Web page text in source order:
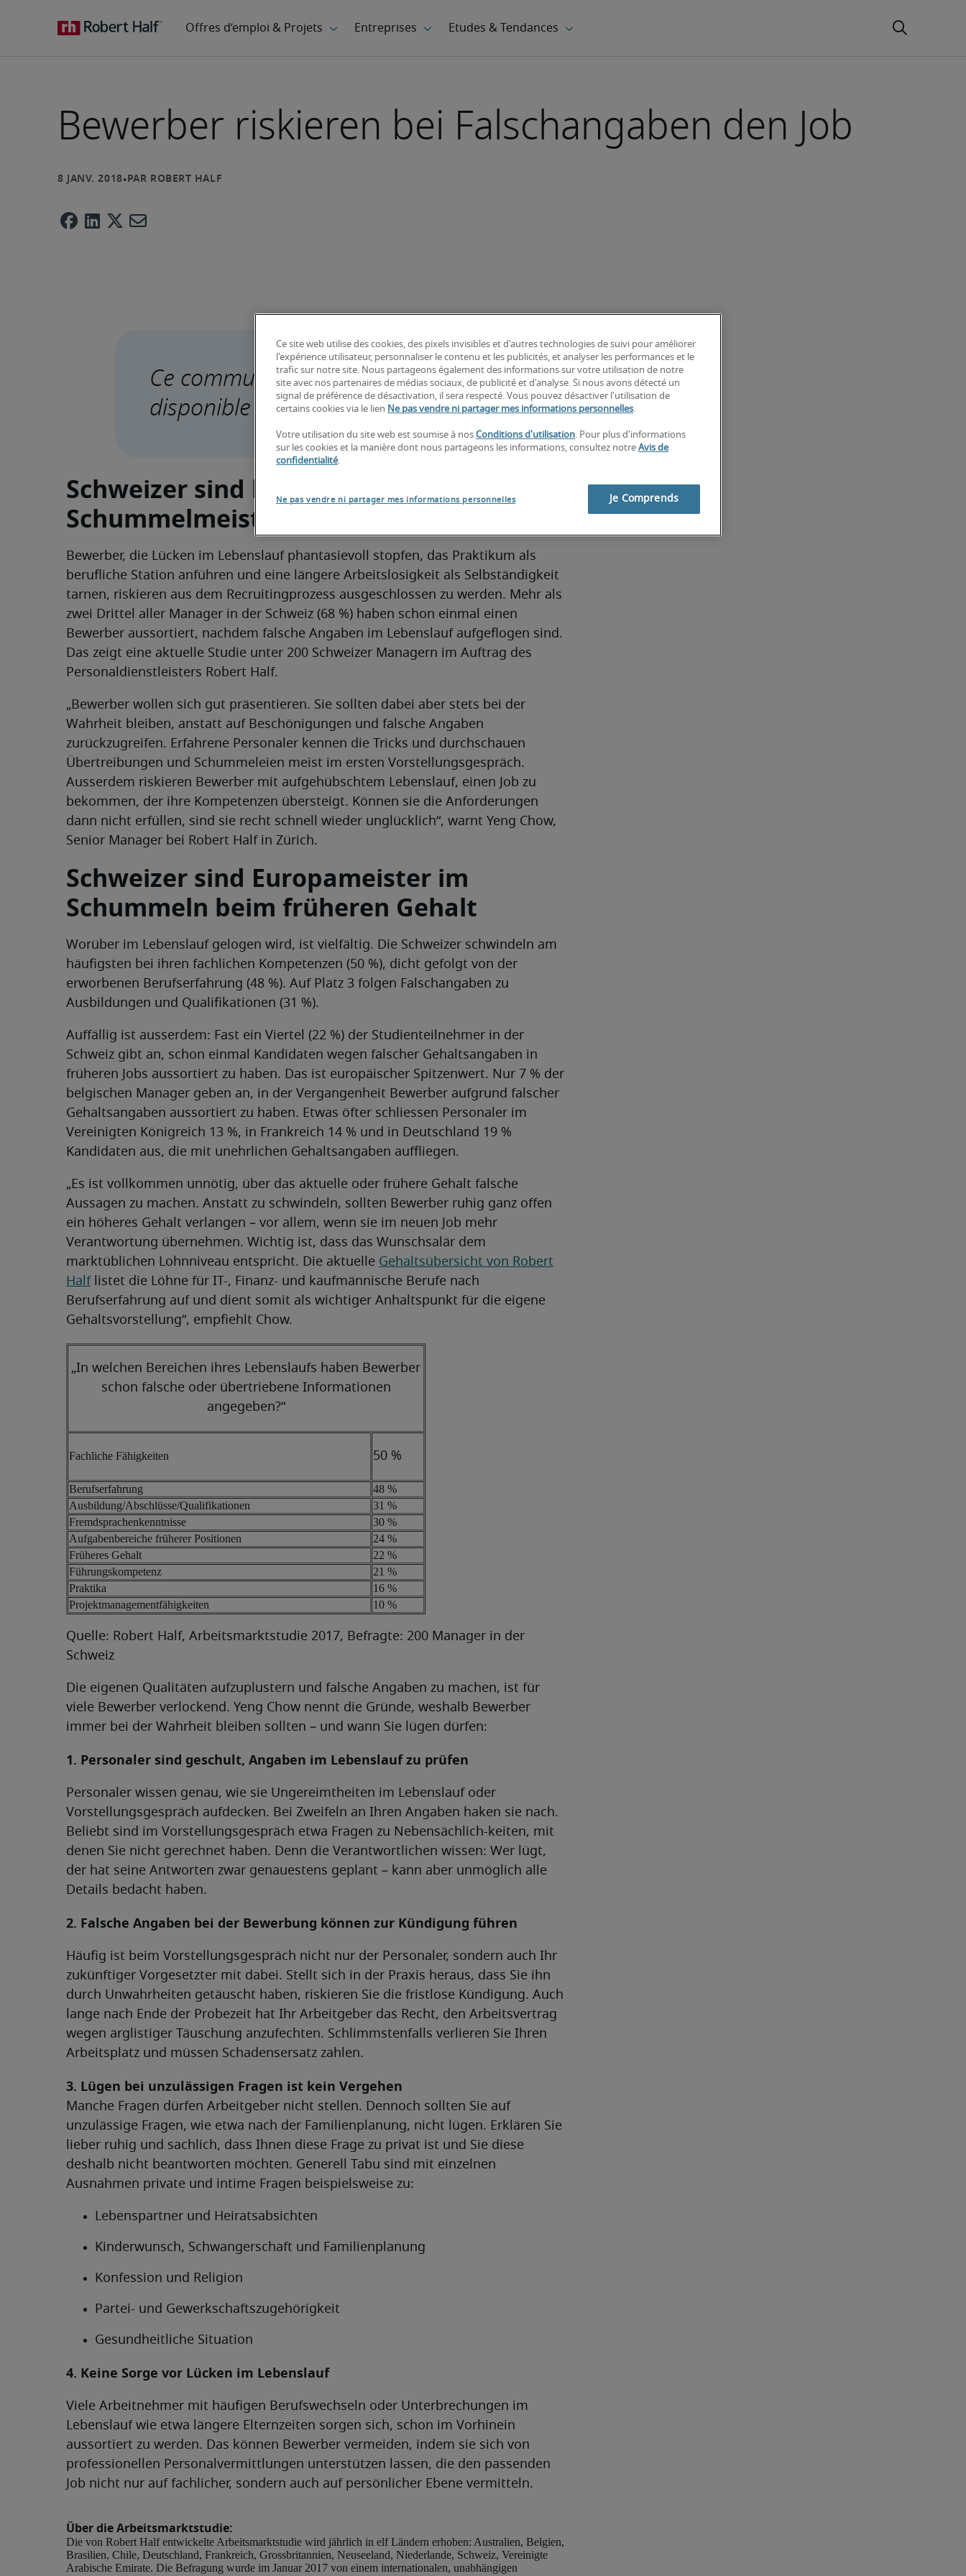
Bewerber riskieren bei Falschangaben den Job
Ce communiqué de presse est
Schweizer sind beim Gehalt Europa-
Schummelmeister
Bewerber, die Lücken im Lebenslauf phantasievoll stopfen, das Praktikum als
berufliche Station anführen und eine längere Arbeitslosigkeit als Selbständigkeit
tarnen, riskieren aus dem Recruitingprozess ausgeschlossen zu werden. Mehr als
zwei Drittel aller Manager in der Schweiz (68 %) haben schon einmal einen
Bewerber aussortiert, nachdem falsche Angaben im Lebenslauf aufgeflogen sind.
Das zeigt eine aktuelle Studie unter 200 Schweizer Managern im Auftrag des
Personaldienstleisters Robert Half.
„Bewerber wollen sich gut präsentieren. Sie sollten dabei aber stets bei der
Wahrheit bleiben, anstatt auf Beschönigungen und falsche Angaben
zurückzugreifen. Erfahrene Personaler kennen die Tricks und durchschauen
Übertreibungen und Schummeleien meist im ersten Vorstellungsgespräch.
Ausserdem riskieren Bewerber mit aufgehübschtem Lebenslauf, einen Job zu
bekommen, der ihre Kompetenzen übersteigt. Können sie die Anforderungen
dann nicht erfüllen, sind sie recht schnell wieder unglücklich“, warnt Yeng Chow,
Senior Manager bei Robert Half in Zürich.
Schweizer sind Europameister im
Schummeln beim früheren Gehalt
Worüber im Lebenslauf gelogen wird, ist vielfältig. Die Schweizer schwindeln am
häufigsten bei ihren fachlichen Kompetenzen (50 %), dicht gefolgt von der
erworbenen Berufserfahrung (48 %). Auf Platz 3 folgen Falschangaben zu
Ausbildungen und Qualifikationen (31 %).
Auffällig ist ausserdem: Fast ein Viertel (22 %) der Studienteilnehmer in der
Schweiz gibt an, schon einmal Kandidaten wegen falscher Gehaltsangaben in
früheren Jobs aussortiert zu haben. Das ist europäischer Spitzenwert. Nur 7 % der
belgischen Manager geben an, in der Vergangenheit Bewerber aufgrund falscher
Gehaltsangaben aussortiert zu haben. Etwas öfter schliessen Personaler im
Vereinigten Königreich 13 %, in Frankreich 14 % und in Deutschland 19 %
Kandidaten aus, die mit unehrlichen Gehaltsangaben auffliegen.
„Es ist vollkommen unnötig, über das aktuelle oder frühere Gehalt falsche
Aussagen zu machen. Anstatt zu schwindeln, sollten Bewerber ruhig ganz offen
ein höheres Gehalt verlangen – vor allem, wenn sie im neuen Job mehr
Verantwortung übernehmen. Wichtig ist, dass das Wunschsalär dem
marktüblichen Lohnniveau entspricht. Die aktuelle Gehaltsübersicht von Robert
Half listet die Löhne für IT-, Finanz- und kaufmännische Berufe nach
Berufserfahrung auf und dient somit als wichtiger Anhaltspunkt für die eigene
Gehaltsvorstellung“, empfiehlt Chow.
„In welchen Bereichen ihres Lebenslaufs haben Bewerber
schon falsche oder übertriebene Informationen
angegeben?“
Fachliche Fähigkeiten 50 %
Berufserfahrung
48 %
Ausbildung/Abschlüsse/Qualifikationen
31 %
Fremdsprachenkenntnisse
30 %
Aufgabenbereiche früherer Positionen
24 %
Früheres Gehalt
22 %
Führungskompetenz
21 %
Praktika
16 %
Projektmanagementfähigkeiten
10 %
Quelle: Robert Half, Arbeitsmarktstudie 2017, Befragte: 200 Manager in der
Schweiz
Die eigenen Qualitäten aufzuplustern und falsche Angaben zu machen, ist für
viele Bewerber verlockend. Yeng Chow nennt die Gründe, weshalb Bewerber
immer bei der Wahrheit bleiben sollten – und wann Sie lügen dürfen:
1. Personaler sind geschult, Angaben im Lebenslauf zu prüfen
Personaler wissen genau, wie sie Ungereimtheiten im Lebenslauf oder
Vorstellungsgespräch aufdecken. Bei Zweifeln an Ihren Angaben haken sie nach.
Beliebt sind im Vorstellungsgespräch etwa Fragen zu Nebensächlich-keiten, mit
denen Sie nicht gerechnet haben. Denn die Verantwortlichen wissen: Wer lügt,
der hat seine Antworten zwar genauestens geplant – kann aber unmöglich alle
Details bedacht haben.
2. Falsche Angaben bei der Bewerbung können zur Kündigung führen
Häufig ist beim Vorstellungsgespräch nicht nur der Personaler, sondern auch Ihr
zukünftiger Vorgesetzter mit dabei. Stellt sich in der Praxis heraus, dass Sie ihn
durch Unwahrheiten getäuscht haben, riskieren Sie die fristlose Kündigung. Auch
lange nach Ende der Probezeit hat Ihr Arbeitgeber das Recht, den Arbeitsvertrag
wegen arglistiger Täuschung anzufechten. Schlimmstenfalls verlieren Sie Ihren
Arbeitsplatz und müssen Schadensersatz zahlen.
3. Lügen bei unzulässigen Fragen ist kein Vergehen
Manche Fragen dürfen Arbeitgeber nicht stellen. Dennoch sollten Sie auf
unzulässige Fragen, wie etwa nach der Familienplanung, nicht lügen. Erklären Sie
lieber ruhig und sachlich, dass Ihnen diese Frage zu privat ist und Sie diese
deshalb nicht beantworten möchten. Generell Tabu sind mit einzelnen
Ausnahmen private und intime Fragen beispielsweise zu:
Lebenspartner und Heiratsabsichten
Kinderwunsch, Schwangerschaft und Familienplanung
Konfession und Religion
Partei- und Gewerkschaftszugehörigkeit
Gesundheitliche Situation
4. Keine Sorge vor Lücken im Lebenslauf
Viele Arbeitnehmer mit häufigen Berufswechseln oder Unterbrechungen im
Lebenslauf wie etwa längere Elternzeiten sorgen sich, schon im Vorhinein
aussortiert zu werden. Das können Bewerber vermeiden, indem sie sich von
professionellen Personalvermittlungen unterstützen lassen, die den passenden
Job nicht nur auf fachlicher, sondern auch auf persönlicher Ebene vermitteln.
Über die Arbeitsmarktstudie:
Die von Robert Half entwickelte Arbeitsmarktstudie wird jährlich in elf Ländern erhoben: Australien, Belgien,
Brasilien, Chile, Deutschland, Frankreich, Grossbritannien, Neuseeland, Niederlande, Schweiz, Vereinigte
Arabische Emirate. Die Befragung wurde im Januar 2017 von einem internationalen, unabhängigen
Ce site web utilise des cookies, des pixels invisibles et d'autres technologies de suivi pour améliorer
l'expérience utilisateur, personnaliser le contenu et les publicités, et analyser les performances et le
trafic sur notre site. Nous partageons également des informations sur votre utilisation de notre
site avec nos partenaires de médias sociaux, de publicité et d'analyse. Si nous avons détecté un
signal de préférence de désactivation, il sera respecté. Vous pouvez désactiver l'utilisation de
certains cookies via le lien Ne pas vendre ni partager mes informations personnelles.
Votre utilisation du site web est soumise à nos Conditions d'utilisation. Pour plus d'informations
sur les cookies et la manière dont nous partageons les informations, consultez notre Avis de
confidentialité.
Ne pas vendre ni partager mes informations personnelles Je Comprends